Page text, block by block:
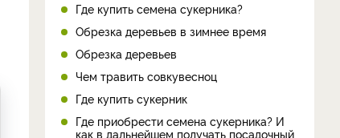
Где купить семена сукерника?
Обрезка деревьев в зимнее время
Обрезка деревьев
Чем травить совкувесноц
Где купить сукерник
Где приобрести семена сукерника? И
как в дальнейшем получать посадочный